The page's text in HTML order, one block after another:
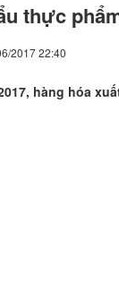
thực
2017 22:40
hàng hóa